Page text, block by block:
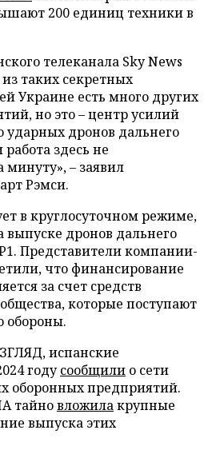
200 единиц техники в
телеканала Sky News
таких секретных
Украине есть много других
но это – центр усилий
ударных дронов дальнего
здесь не
– заявил
Рэмси.
в круглосуточном режиме,
выпуске дронов дальнего
Представители компании-
что финансирование
за счет средств
которые поступают
обороны.
испанские
годусообщили о сети
оборонных предприятий.
тайновложилакрупные
выпуска этих